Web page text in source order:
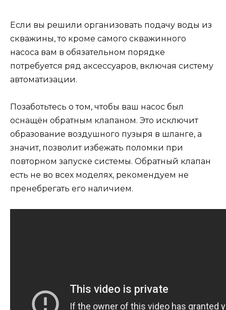
Если вы решили организовать подачу воды из
скважины, то кроме самого скважинного
насоса вам в обязательном порядке
потребуется ряд аксессуаров, включая систему
автоматизации.
Позаботьтесь о том, чтобы ваш насос был
оснащён обратным клапаном. Это исключит
образование воздушного пузыря в шланге, а
значит, позволит избежать поломки при
повторном запуске системы. Обратный клапан
есть не во всех моделях, рекомендуем не
пренебрегать его наличием.